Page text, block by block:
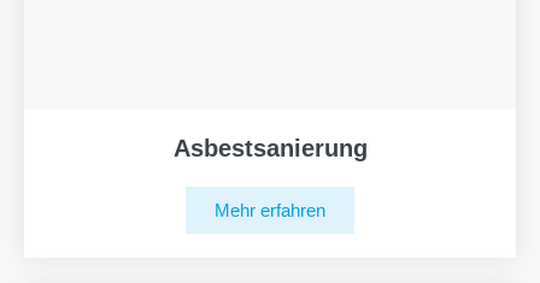
Asbestsanierung
Mehr erfahren